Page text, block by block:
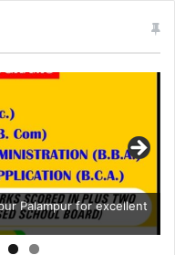
Palampur for excellent